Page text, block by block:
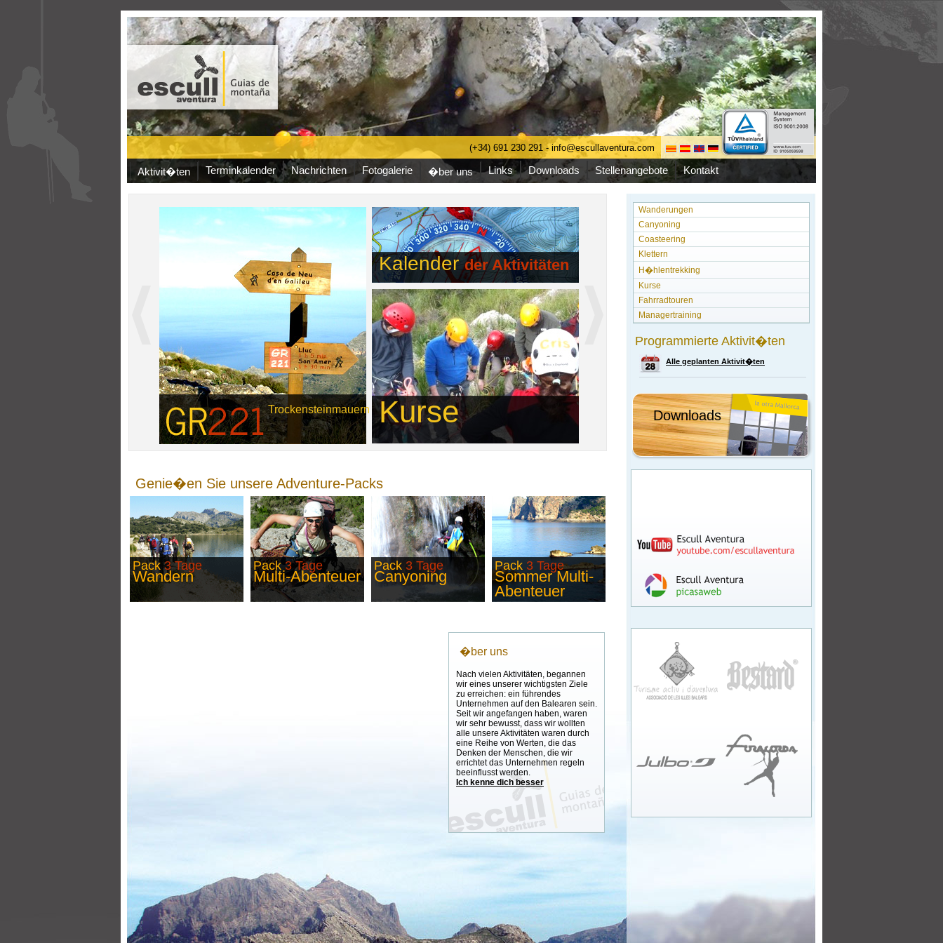
(+34) 691 230 291 - info@escullaventura.com
Aktivit�ten Terminkalender Nachrichten Fotogalerie �ber uns Links Downloads Stellenangebote Kontakt
Wanderungen
Canyoning
Coasteering
Klettern
H�hlentrekking
Kurse
Fahrradtouren
Managertraining
Programmierte Aktivit�ten
Alle geplanten Aktivit�ten
Downloads
Trockensteinmauern
Kalenderder Aktivitäten
Kurse
Genie�en Sie unsere Adventure-Packs
Pack3 Tage
Wandern
Pack3 Tage
Multi-Abenteuer
Pack 3 Tage
Canyoning
Pack 3 Tage
Sommer Multi-
Abenteuer
�ber uns
Nach vielen Aktivitäten, begannen
wir eines unserer wichtigsten Ziele
zu erreichen: ein führendes
Unternehmen auf den Balearen sein.
Seit wir angefangen haben, waren
wir sehr bewusst, dass wir wollten
alle unsere Aktivitäten waren durch
eine Reihe von Werten, die das
Denken der Menschen, die wir
errichtet das Unternehmen regeln
beeinflusst werden.
Ich kenne dich besser